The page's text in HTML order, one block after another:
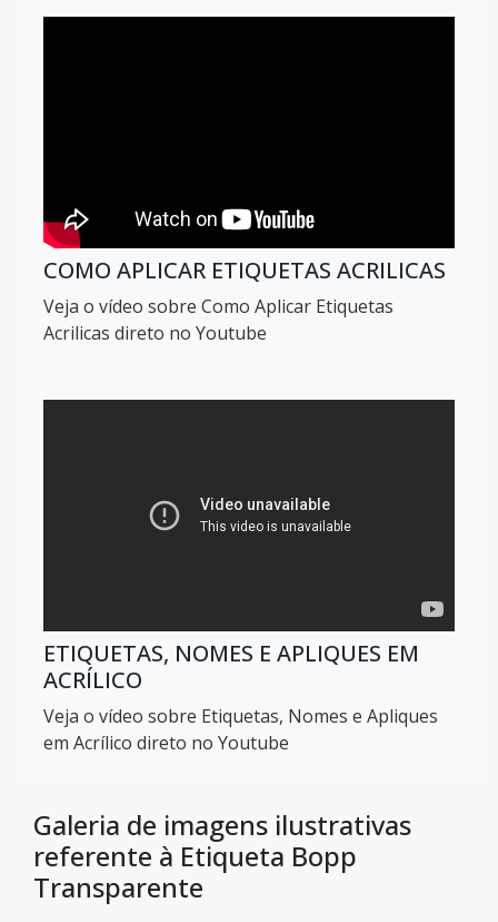
COMO APLICAR ETIQUETAS ACRILICAS
Veja o vídeo sobre Como Aplicar Etiquetas
Acrilicas direto no Youtube
ETIQUETAS, NOMES E APLIQUES EM
ACRÍLICO
Veja o vídeo sobre Etiquetas, Nomes e Apliques
em Acrílico direto no Youtube
Galeria de imagens ilustrativas
referente à Etiqueta Bopp
Transparente